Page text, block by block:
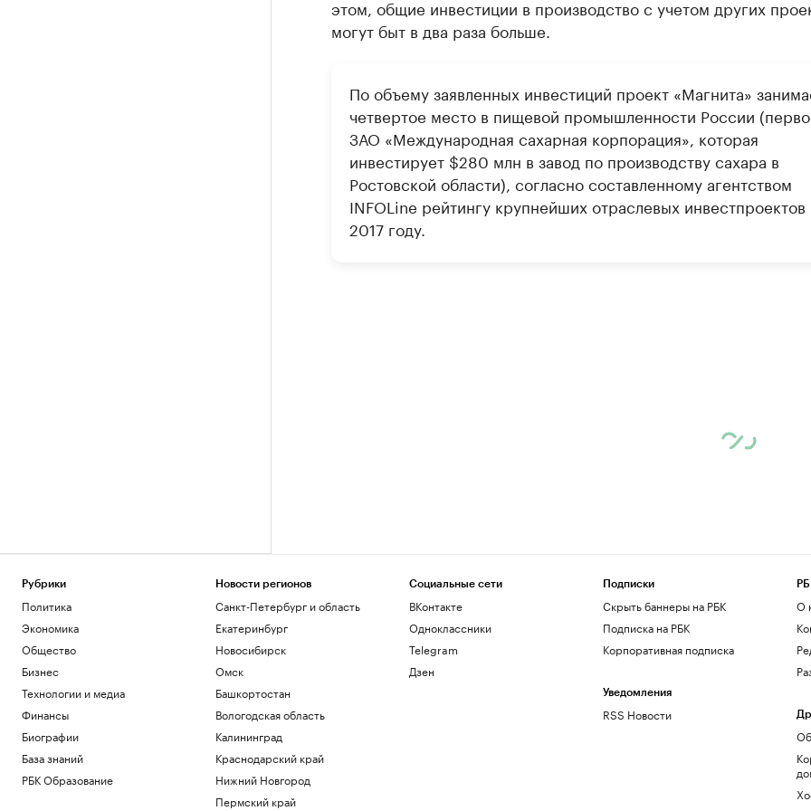
этом, общие инвестиции в производство с учетом других
могут быт в два раза больше.
По объему заявленных инвестиций проект «Магнита»
четвертое место в пищевой промышленности России
ЗАО «Международная сахарная корпорация», которая
инвестирует $280 млн в завод по производству сахара в
Ростовской области), согласно составленному агентством
INFOLine рейтингу крупнейших отраслевых инвестпроектов
2017 году.
Рубрики
Политика
Экономика
Общество
Бизнес
Технологии и медиа
Финансы
Биографии
База знаний
РБК Образование
Новости регионов
Санкт-Петербург и область
Екатеринбург
Новосибирск
Омск
Башкортостан
Вологодская область
Калининград
Краснодарский край
Нижний Новгород
Пермский край
Социальные сети
ВКонтакте
Одноклассники
Telegram
Дзен
Подписки
Скрыть баннеры на РБК
Подписка на РБК
Корпоративная подписка
Уведомления
RSS Новости
О